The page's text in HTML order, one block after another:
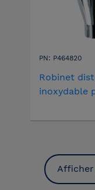
PN: P464820
Robinet
inoxydable